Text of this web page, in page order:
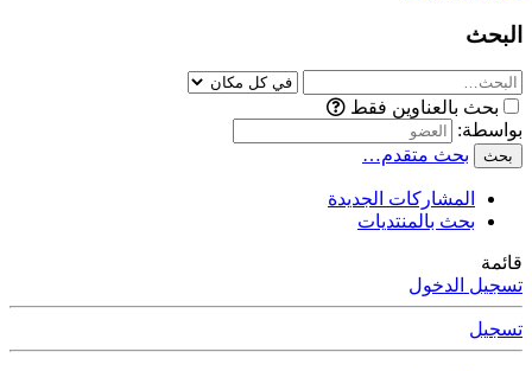
البحث
بحث بالعناوين فقط
بواسطة:
بحث بحث متقدم…
المشاركات الجديدة
بحث بالمنتديات
قائمة
تسجيل الدخول
تسجيل